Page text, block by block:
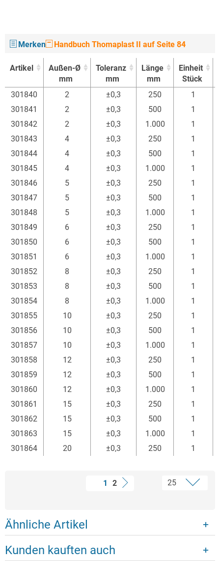
Merken Handbuch Thomaplast II auf Seite 84
Artikel
Außen-Ø
mm
Toleranz
mm
Länge
mm
Einheit
Stück
Artikel
Außen-Ø
Toleranz
Länge
Einheit
301840 2 ±0,3 250
1
301841
2 ±0,3 500
1
301842
2 ±0,3 1.000
1
301843
4 ±0,3 250
1
301844
4 ±0,3 500
1
301845
4 ±0,3 1.000 1
301846
5 ±0,3 250
1
301847
5 ±0,3 500
1
301848
5 ±0,3 1.000 1
301849
6 ±0,3 250
1
301850
6 ±0,3 500
1
301851
6 ±0,3 1.000 1
301852
8 ±0,3 250
1
301853
8 ±0,3 500
1
301854
8 ±0,3 1.000 1
301855
10 ±0,3 250
1
301856
10 ±0,3 500
1
301857
10 ±0,3 1.000 1
301858
12 ±0,3 250
1
301859
12 ±0,3 500 1
301860
12 ±0,3 1.000 1
301861
15 ±0,3 250
1
301862
15 ±0,3 500 1
301863
15 ±0,3 1.000 1
301864
20 ±0,3 250 1
1 2
Ähnliche Artikel
Kunden kauften auch